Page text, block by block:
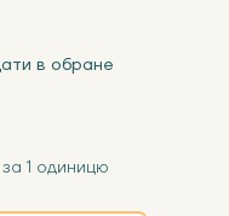
в обране
за 1 одиницю